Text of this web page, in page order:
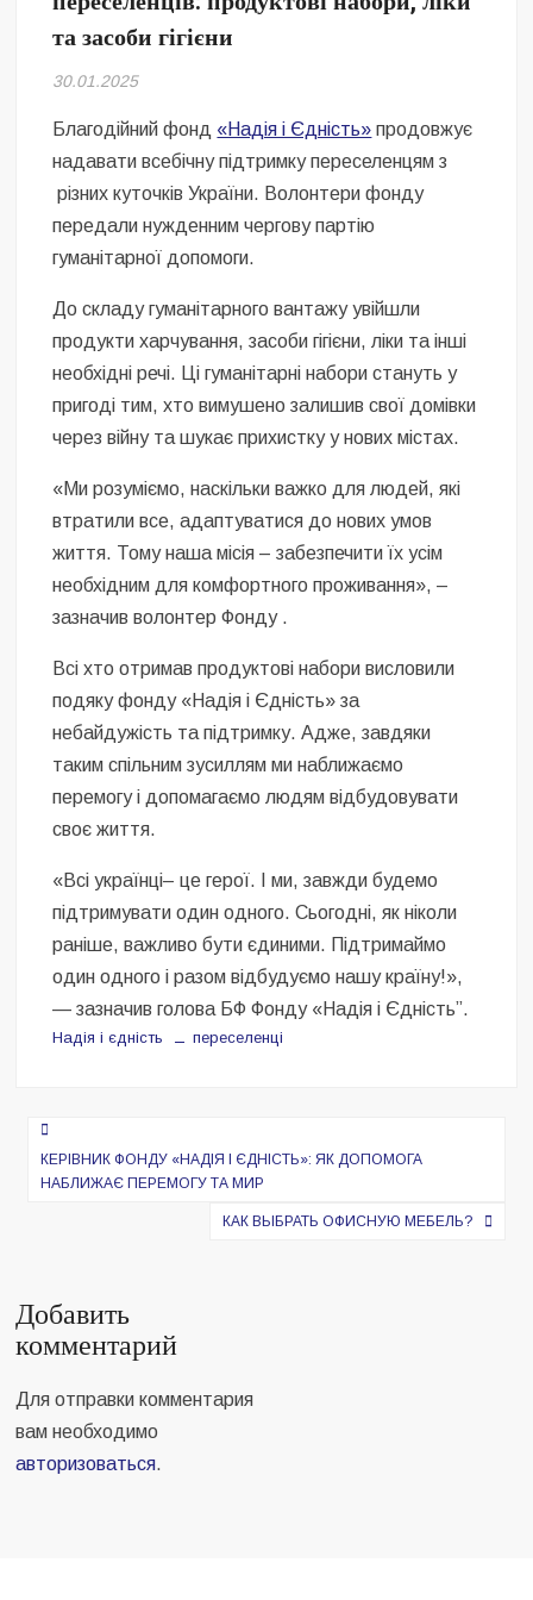
Безугла закликає валити Сирського
Світові бренди одягу та взуття: розвиток ринку та вплив на
сучасну моду
Командувач ВМС Неїжпапа закликав не дестабілізувати ситуацію
навколо керівництва армії
та засоби гігієни
30.01.2025
Благодійний фонд «Надія і Єдність» продовжує
надавати всебічну підтримку переселенцям з
різних куточків України. Волонтери фонду
передали нужденним чергову партію
гуманітарної допомоги.
До складу гуманітарного вантажу увійшли
продукти харчування, засоби гігієни, ліки та інші
необхідні речі. Ці гуманітарні набори стануть у
пригоді тим, хто вимушено залишив свої домівки
через війну та шукає прихистку у нових містах.
«Ми розуміємо, наскільки важко для людей, які
втратили все, адаптуватися до нових умов
життя. Тому наша місія – забезпечити їх усім
необхідним для комфортного проживання», –
зазначив волонтер Фонду .
Всі хто отримав продуктові набори висловили
подяку фонду «Надія і Єдність» за
небайдужість та підтримку. Адже, завдяки
таким спільним зусиллям ми наближаємо
перемогу і допомагаємо людям відбудовувати
своє життя.
«Всі українці– це герої. І ми, завжди будемо
підтримувати один одного. Сьогодні, як ніколи
раніше, важливо бути єдиними. Підтримаймо
один одного і разом відбудуємо нашу країну!»,
— зазначив голова БФ Фонду «Надія і Єдність”.
Надія і єдність переселенці
Навигация
по
КЕРІВНИК ФОНДУ «НАДІЯ І ЄДНІСТЬ»: ЯК ДОПОМОГА
НАБЛИЖАЄ ПЕРЕМОГУ ТА МИР
КАК ВЫБРАТЬ ОФИСНУЮ МЕБЕЛЬ?
Добавить
комментарий
Для отправки комментария
вам необходимо
авторизоваться.